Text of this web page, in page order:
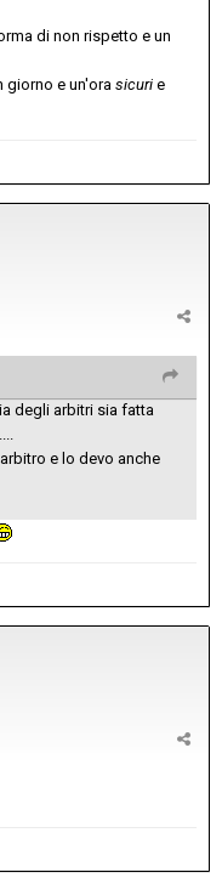
di non rispetto e un
giorno e un'ora sicuri e
degli arbitri sia fatta
e lo devo anche